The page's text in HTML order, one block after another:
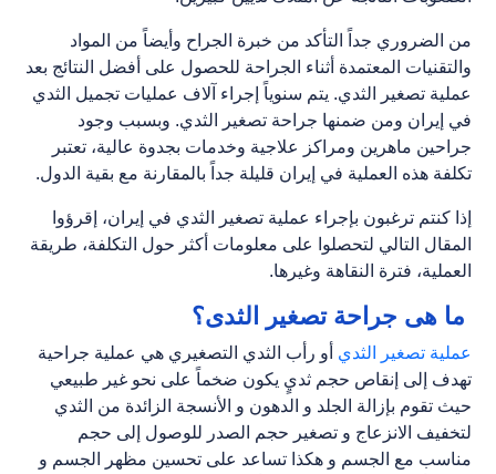
من الضروري جداً التأكد من خبرة الجراح وأيضاً من المواد
والتقنيات المعتمدة أثناء الجراحة للحصول على أفضل النتائج بعد
عملية تصغير الثدي. يتم سنوياً إجراء آلاف عمليات تجميل الثدي
في إيران ومن ضمنها جراحة تصغير الثدي. وبسبب وجود
جراحين ماهرين ومراكز علاجية وخدمات بجدوة عالية، تعتبر
تكلفة هذه العملية في إيران قليلة جداً بالمقارنة مع بقية الدول.
إذا كنتم ترغبون بإجراء عملية تصغير الثدي في إيران، إقرؤوا
المقال التالي لتحصلوا على معلومات أكثر حول التكلفة، طريقة
العملية، فترة النقاهة وغيرها.
ما هی جراحة تصغیر الثدی؟
عملية تصغير الثدي أو رأب الثدي التصغيري هي عملية جراحية
تهدف إلى إنقاص حجم ثديٍ يكون ضخماً على نحو غير طبيعي
حيث تقوم بإزالة الجلد و الدهون و الأنسجة الزائدة من الثدي
لتخفيف الانزعاج و تصغير حجم الصدر للوصول إلى حجم
مناسب مع الجسم و هكذا تساعد على تحسين مظهر الجسم و